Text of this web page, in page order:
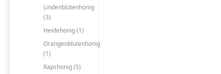
Lindenblütenhonig
(3)
Heidehonig (1)
Orangenblütenhonig
(1)
Rapshonig (5)